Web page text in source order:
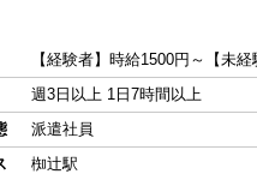
【経験者】時給1500円～【未
週3日以上 1日7時間以上
派遣社員
椥辻駅